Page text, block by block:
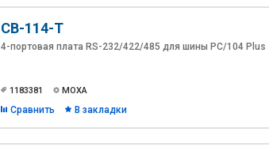
CB-114-T
4-портовая плата RS-232/422/485 для шины PC/104 Plus
1183381 MOXA
Сравнить В закладки